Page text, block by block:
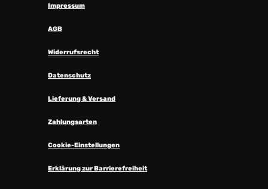
Impressum
AGB
Widerrufsrecht
Datenschutz
Lieferung & Versand
Zahlungsarten
Cookie-Einstellungen
Erklärung zur Barrierefreiheit